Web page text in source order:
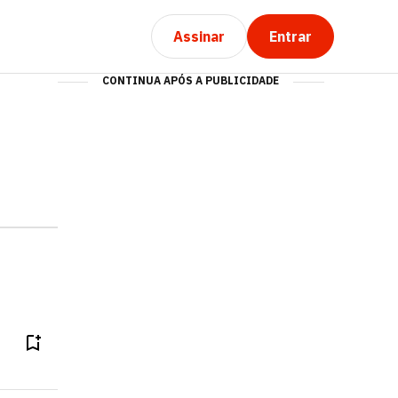
Assinar Entrar
CONTINUA APÓS A PUBLICIDADE